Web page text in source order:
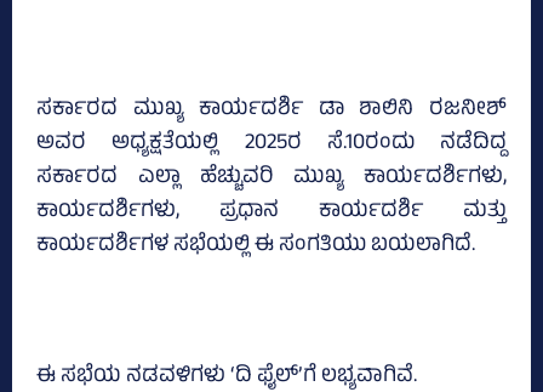
ಸರ್ಕಾರದ ಮುಖ್ಯ ಕಾರ್ಯದರ್ಶಿ ಡಾ ಶಾಲಿನಿ ರಜನೀಶ್
ಅವರ ಅಧ್ಯಕ್ಷತೆಯಲ್ಲಿ 2025ರ ಸೆ.10ರಂದು ನಡೆದಿದ್ದ
ಸರ್ಕಾರದ ಎಲ್ಲಾ ಹೆಚ್ಚುವರಿ ಮುಖ್ಯ ಕಾರ್ಯದರ್ಶಿಗಳು,
ಕಾರ್ಯದರ್ಶಿಗಳು, ಪ್ರಧಾನ ಕಾರ್ಯದರ್ಶಿ ಮತ್ತು
ಕಾರ್ಯದರ್ಶಿಗಳ ಸಭೆಯಲ್ಲಿ ಈ ಸಂಗತಿಯು ಬಯಲಾಗಿದೆ.
ಈ ಸಭೆಯ ನಡವಳಿಗಳು ‘ದಿ ಫೈಲ್‌’ಗೆ ಲಭ್ಯವಾಗಿವೆ.